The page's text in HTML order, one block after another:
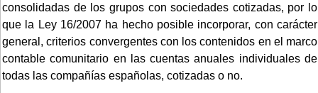
consolidadas de los grupos con sociedades cotizadas, por lo
que la Ley 16/2007 ha hecho posible incorporar, con carácter
general, criterios convergentes con los contenidos en el marco
contable comunitario en las cuentas anuales individuales de
todas las compañías españolas, cotizadas o no.